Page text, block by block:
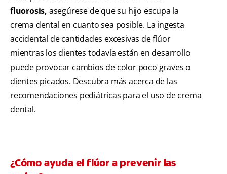
fluorosis, asegúrese de que su hijo escupa la
crema dental en cuanto sea posible. La ingesta
accidental de cantidades excesivas de flúor
mientras los dientes todavía están en desarrollo
puede provocar cambios de color poco graves o
dientes picados. Descubra más acerca de las
recomendaciones pediátricas para el uso de crema
dental.
¿Cómo ayuda el flúor a prevenir las